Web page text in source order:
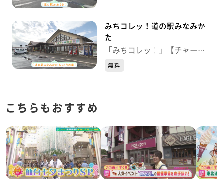
みちコレッ！道の駅みなみか
た
「みちコレッ！」【チャー
ジ！】
無料
こちらもおすすめ